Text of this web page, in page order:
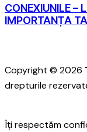
CONEXIUNILE –
IMPORTANȚA
Copyright © 2026
drepturile
Îți respectăm